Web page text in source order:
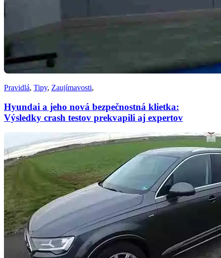
Pravidlá, Tipy, Zaujímavosti,
Hyundai a jeho nová bezpečnostná klietka:
Výsledky crash testov prekvapili aj expertov